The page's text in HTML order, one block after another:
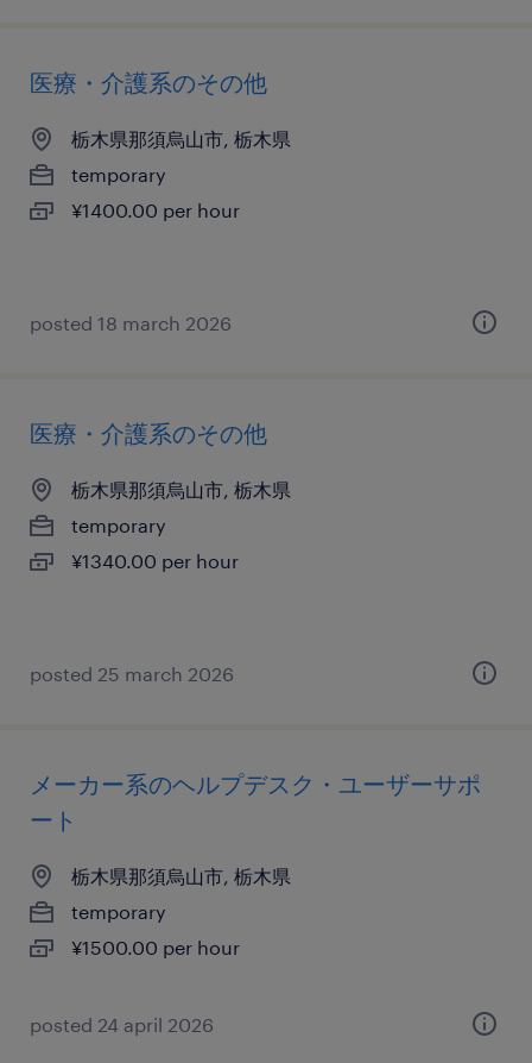
医療・介護系のその他
栃木県那須烏山市, 栃木県
temporary
¥1400.00 per hour
posted 18 march 2026
医療・介護系のその他
栃木県那須烏山市, 栃木県
temporary
¥1340.00 per hour
posted 25 march 2026
メーカー系のヘルプデスク・ユーザーサポ
ート
栃木県那須烏山市, 栃木県
temporary
¥1500.00 per hour
posted 24 april 2026